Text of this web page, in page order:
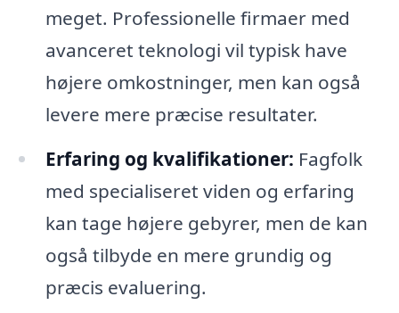
meget. Professionelle firmaer med
avanceret teknologi vil typisk have
højere omkostninger, men kan også
levere mere præcise resultater.
Erfaring og kvalifikationer: Fagfolk
med specialiseret viden og erfaring
kan tage højere gebyrer, men de kan
også tilbyde en mere grundig og
præcis evaluering.